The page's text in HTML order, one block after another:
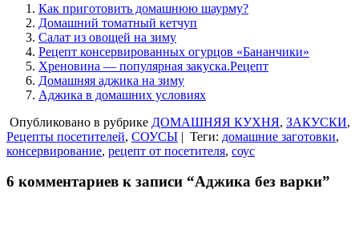
Как приготовить домашнюю шаурму?
Домашний томатный кетчуп
Салат из овощей на зиму
Рецепт консервированных огурцов «Бананчики»
Хреновина — популярная закуска.Рецепт
Домашняя аджика на зиму
Аджика в домашних условиях
Опубликовано в рубрике ДОМАШНЯЯ КУХНЯ, ЗАКУСКИ,
Рецепты посетителей, СОУСЫ | Теги: домашние заготовки,
консервирование, рецепт от посетителя, соус
6 комментариев к записи “Аджика без варки”